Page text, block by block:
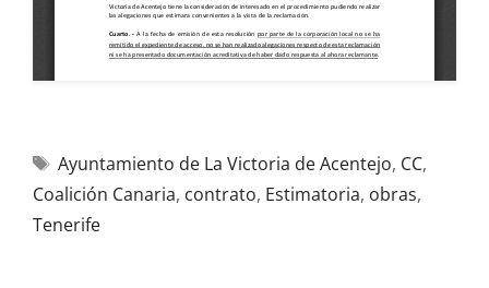
Ayuntamiento de La Victoria de Acentejo, CC,
Coalición Canaria, contrato, Estimatoria, obras,
Tenerife